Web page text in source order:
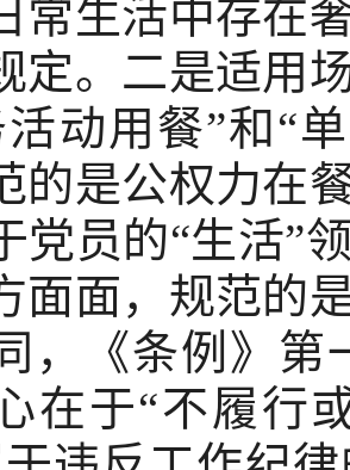
常生活中存在
定。二是适用
活动用餐”和“
的是公权力在
党员的“生活”
面面，规范的
，《条例》第
在于“不履行